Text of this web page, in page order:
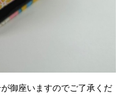
御座いますのでご了承くだ